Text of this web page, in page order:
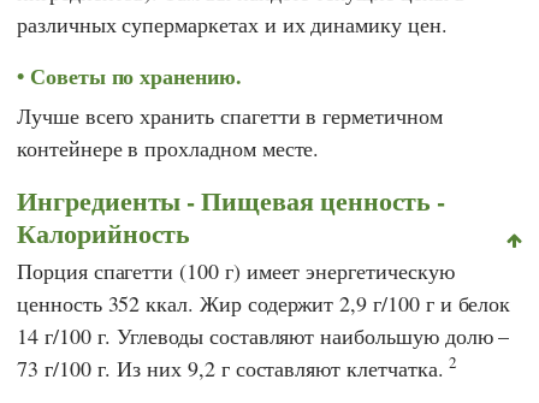
различных супермаркетах и их динамику цен.
Советы по хранению.
Лучше всего хранить спагетти в герметичном
контейнере в прохладном месте.
Ингредиенты - Пищевая ценность -
Калорийность
Порция спагетти (100 г) имеет энергетическую
ценность 352 ккал. Жир содержит 2,9 г/100 г и белок
14 г/100 г. Углеводы составляют наибольшую долю –
73 г/100 г. Из них 9,2 г составляют клетчатка.2